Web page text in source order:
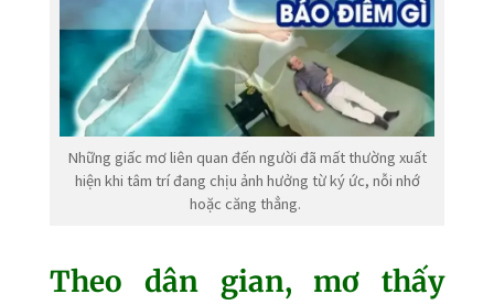
Những giấc mơ liên quan đến người đã mất thường xuất
hiện khi tâm trí đang chịu ảnh hưởng từ ký ức, nỗi nhớ
hoặc căng thẳng.
Theo dân gian, mơ thấy